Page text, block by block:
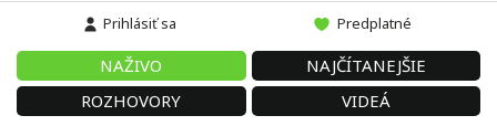
Prihlásiť sa Predplatné
NAŽIVO
NAJČÍTANEJŠIE
ROZHOVORY
VIDEÁ